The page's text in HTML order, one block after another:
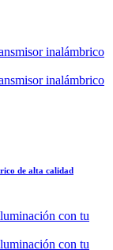
de alta calidad